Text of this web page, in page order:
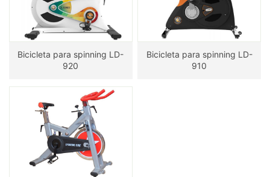
Bicicleta para spinning LD-
920
Bicicleta para spinning LD-
910